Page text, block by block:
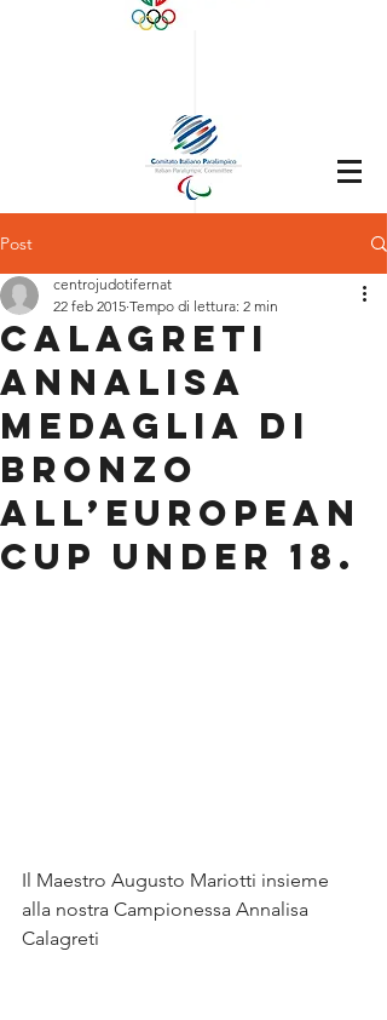
Post
CALAGRETI
ANNALISA
Medaglia di
Bronzo
all’European
Cup Under 18.
centrojudotifernat
22 feb 2015 Tempo di lettura: 2 min
Il Maestro Augusto Mariotti insieme
alla nostra Campionessa Annalisa
Calagreti